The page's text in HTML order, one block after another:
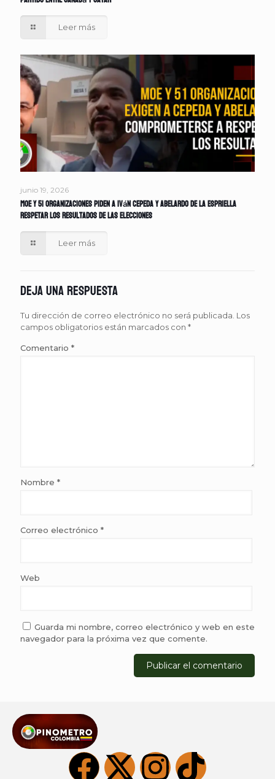
Leer más
junio 19, 2026
MOE y 51 organizaciones piden a Iván Cepeda y Abelardo de la Espriella
respetar los resultados de las elecciones
Leer más
Deja una respuesta
Tu dirección de correo electrónico no será publicada. Los
campos obligatorios están marcados con *
Comentario *
Nombre *
Correo electrónico *
Web
Guarda mi nombre, correo electrónico y web en este
navegador para la próxima vez que comente.